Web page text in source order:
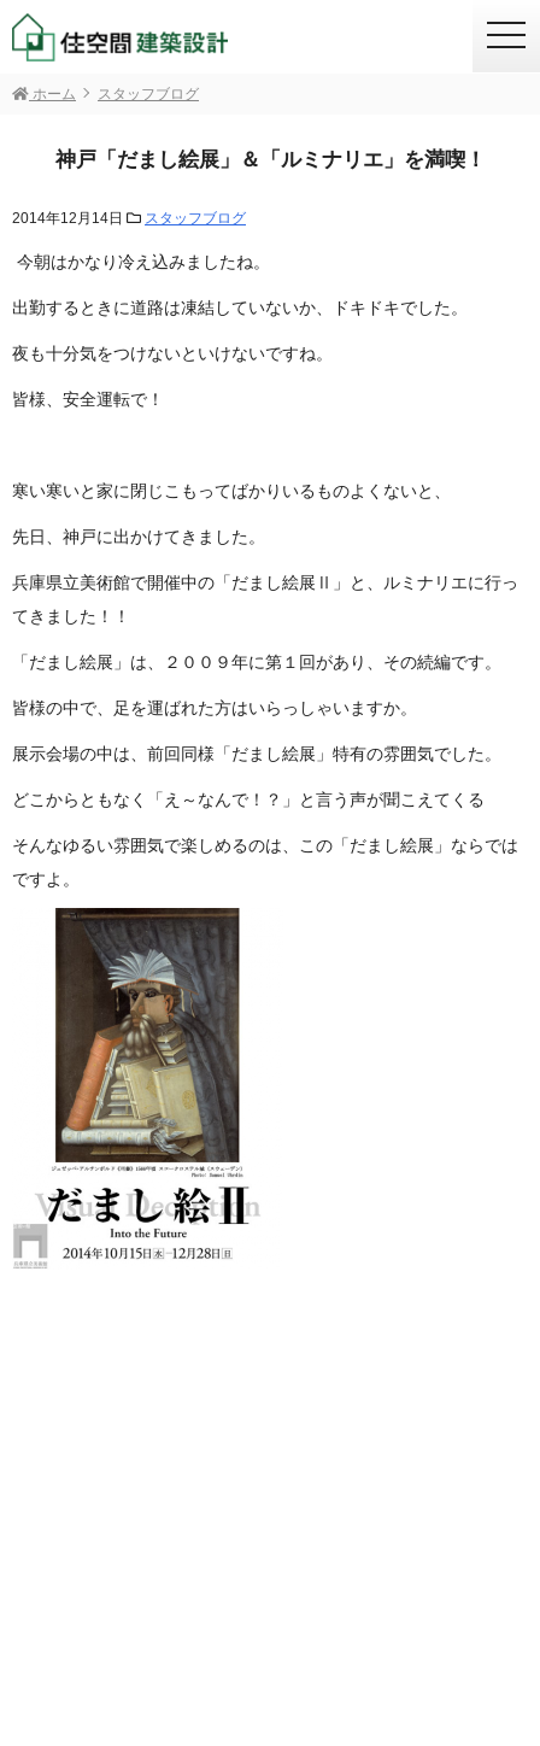
ホーム スタッフブログ
神戸「だまし絵展」＆「ルミナリエ」を満喫！
2014年12月14日 スタッフブログ
今朝はかなり冷え込みましたね。
出勤するときに道路は凍結していないか、ドキドキでした。
夜も十分気をつけないといけないですね。
皆様、安全運転で！
寒い寒いと家に閉じこもってばかりいるものよくないと、
先日、神戸に出かけてきました。
兵庫県立美術館で開催中の「だまし絵展Ⅱ」と、ルミナリエに行っ
てきました！！
「だまし絵展」は、２００９年に第１回があり、その続編です。
皆様の中で、足を運ばれた方はいらっしゃいますか。
展示会場の中は、前回同様「だまし絵展」特有の雰囲気でした。
どこからともなく「え～なんで！？」と言う声が聞こえてくる
そんなゆるい雰囲気で楽しめるのは、この「だまし絵展」ならでは
ですよ。